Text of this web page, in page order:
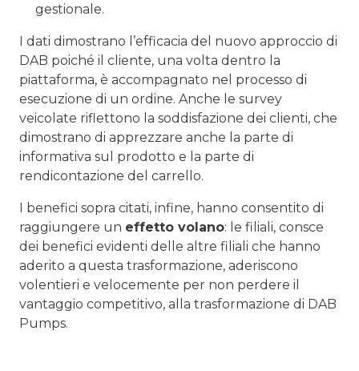
gestionale.
I dati dimostrano l’efficacia del nuovo approccio di
DAB poiché il cliente, una volta dentro la
piattaforma, è accompagnato nel processo di
esecuzione di un ordine. Anche le survey
veicolate riflettono la soddisfazione dei clienti, che
dimostrano di apprezzare anche la parte di
informativa sul prodotto e la parte di
rendicontazione del carrello.
I benefici sopra citati, infine, hanno consentito di
raggiungere un effetto volano: le filiali, consce
dei benefici evidenti delle altre filiali che hanno
aderito a questa trasformazione, aderiscono
volentieri e velocemente per non perdere il
vantaggio competitivo, alla trasformazione di DAB
Pumps.